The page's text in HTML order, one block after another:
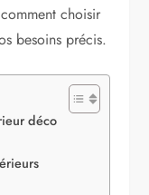
choisir
besoins précis.
déco